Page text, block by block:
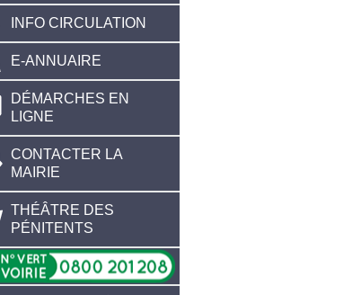
INFO CIRCULATION
E-ANNUAIRE
DÉMARCHES EN
LIGNE
CONTACTER LA
MAIRIE
THÉÂTRE DES
PÉNITENTS